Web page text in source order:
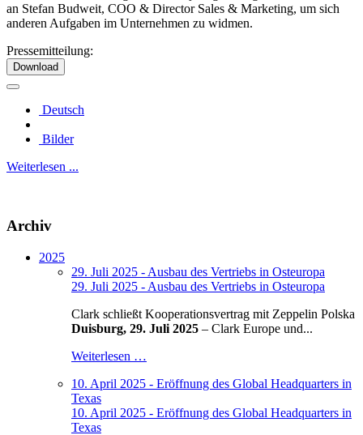
an Stefan Budweit, COO & Director Sales & Marketing, um sich
anderen Aufgaben im Unternehmen zu widmen.
Pressemitteilung:
Download
Deutsch
Bilder
Weiterlesen ...
Archiv
2025
29. Juli 2025 - Ausbau des Vertriebs in Osteuropa
29. Juli 2025 - Ausbau des Vertriebs in Osteuropa
Clark schließt Kooperationsvertrag mit Zeppelin Polska
Duisburg, 29. Juli 2025 – Clark Europe und...
Weiterlesen …
10. April 2025 - Eröffnung des Global Headquarters in
Texas
10. April 2025 - Eröffnung des Global Headquarters in
Texas